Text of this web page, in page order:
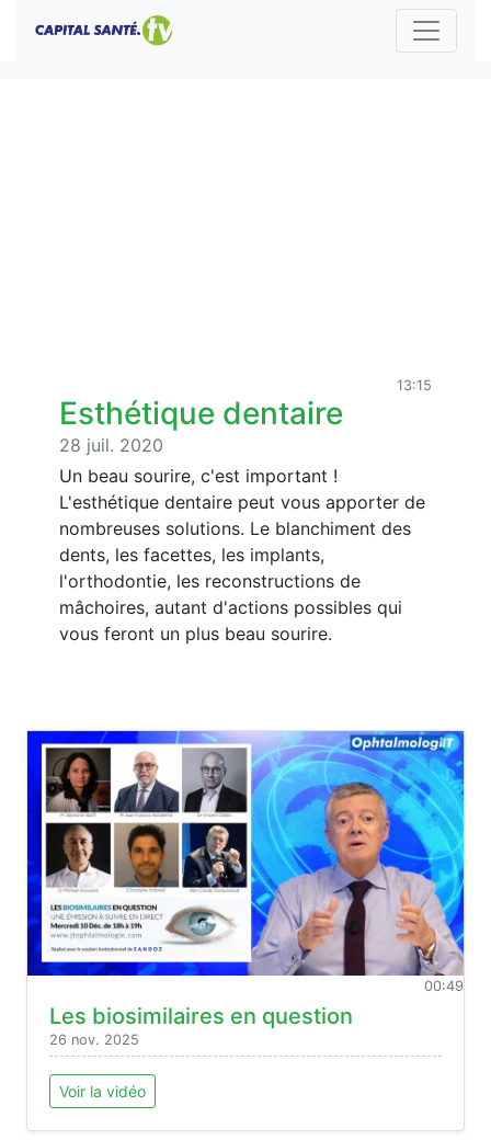
13:15
Esthétique dentaire
28 juil. 2020
Un beau sourire, c'est important !
L'esthétique dentaire peut vous apporter de
nombreuses solutions. Le blanchiment des
dents, les facettes, les implants,
l'orthodontie, les reconstructions de
mâchoires, autant d'actions possibles qui
vous feront un plus beau sourire.
00:49
Les biosimilaires en question
26 nov. 2025
Voir la vidéo